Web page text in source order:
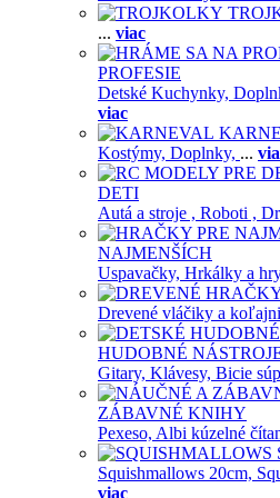
... viac
PROFESIE
Detské Kuchynky,
viac
Kostýmy, Doplnky, ...
DETI
Autá a stroje , Roboti ,
NAJMENŠÍCH
Uspavačky, Hrkálky a
Drevené vláčiky a
HUDOBNÉ
Gitary, Klávesy, Bicie
ZÁBAVNÉ KNIHY
Pexeso, Albi kúzelné
Squishmallows 20cm,
viac